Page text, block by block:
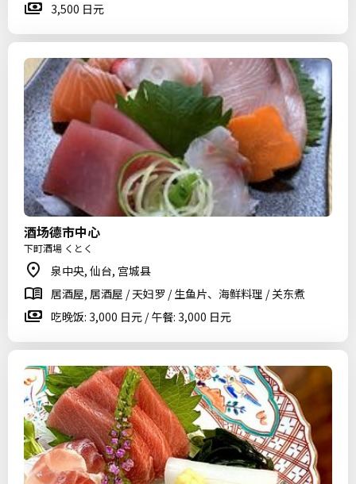
3,500 日元
酒场德市中心
下町酒場 くとく
泉中央, 仙台, 宫城县
居酒屋, 居酒屋 / 天妇罗 / 生鱼片、海鲜料理 / 关东煮
吃晚饭: 3,000 日元 / 午餐: 3,000 日元